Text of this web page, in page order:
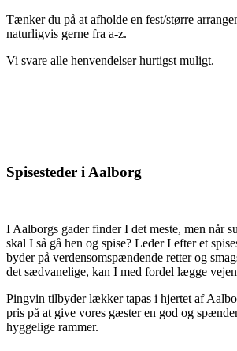
Tænker du på at afholde en fest/større
naturligvis gerne fra a-z.
Vi svare alle henvendelser hurtigst muligt.
Spisesteder i Aalborg
I Aalborgs gader finder I det meste, men når
skal I så gå hen og spise? Leder I efter et
byder på verdensomspændende retter og
det sædvanelige, kan I med fordel lægge
Pingvin tilbyder lækker tapas i hjertet af
pris på at give vores gæster en god og
hyggelige rammer.